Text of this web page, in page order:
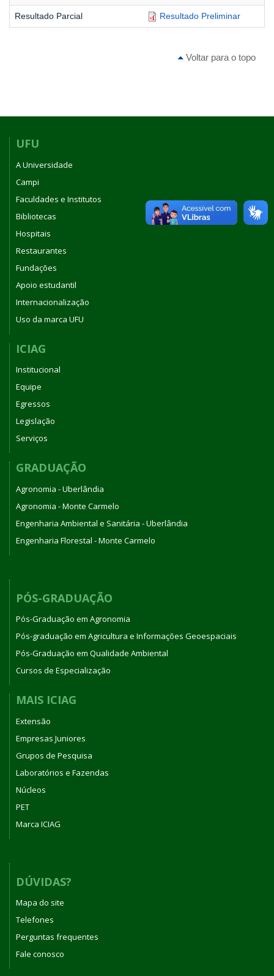
Resultado Parcial Resultado Preliminar
Voltar para o topo
UFU
A Universidade
Campi
Faculdades e Institutos
Bibliotecas
Hospitais
Restaurantes
Fundações
Apoio estudantil
Internacionalização
Uso da marca UFU
ICIAG
Institucional
Equipe
Egressos
Legislação
Serviços
GRADUAÇÃO
Agronomia - Uberlândia
Agronomia - Monte Carmelo
Engenharia Ambiental e Sanitária - Uberlândia
Engenharia Florestal - Monte Carmelo
PÓS-GRADUAÇÃO
Pós-Graduação em Agronomia
Pós-graduação em Agricultura e Informações Geoespaciais
Pós-Graduação em Qualidade Ambiental
Cursos de Especialização
MAIS ICIAG
Extensão
Empresas Juniores
Grupos de Pesquisa
Laboratórios e Fazendas
Núcleos
PET
Marca ICIAG
DÚVIDAS?
Mapa do site
Telefones
Perguntas frequentes
Fale conosco